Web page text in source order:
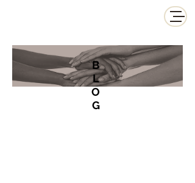
B
L
O
G